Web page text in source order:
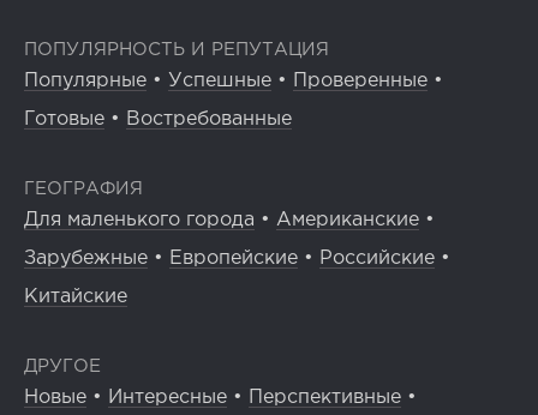
ПОПУЛЯРНОСТЬ И РЕПУТАЦИЯ
Популярные • Успешные • Проверенные •
Готовые • Востребованные
ГЕОГРАФИЯ
Для маленького города • Американские •
Зарубежные • Европейские • Российские •
Китайские
ДРУГОЕ
Новые • Интересные • Перспективные •